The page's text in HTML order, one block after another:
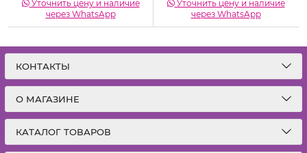
Уточнить цену и наличие
через WhatsApp
Уточнить цену и наличие
через WhatsApp
КОНТАКТЫ
О МАГАЗИНЕ
КАТАЛОГ ТОВАРОВ